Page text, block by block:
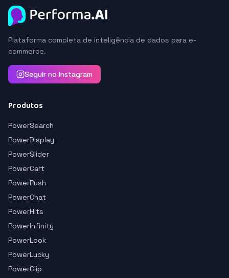
Plataforma completa de inteligência de dados para e-
commerce.
Seguir no Instagram
Produtos
PowerSearch
PowerDisplay
PowerSlider
PowerCart
PowerPush
PowerChat
PowerHits
PowerInfinity
PowerLook
PowerLucky
PowerClip